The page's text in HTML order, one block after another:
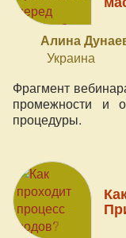
Алина
Украина
Фрагмент
промежности и
процедуры.